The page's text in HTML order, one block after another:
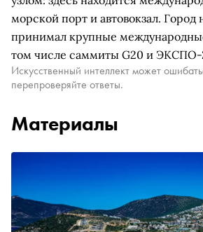
морской порт и автовокзал. Город
принимал крупные
том числе саммиты G20 и ЭКСПО-
Искусственный интеллект может
перепроверяйте ответы.
Материалы